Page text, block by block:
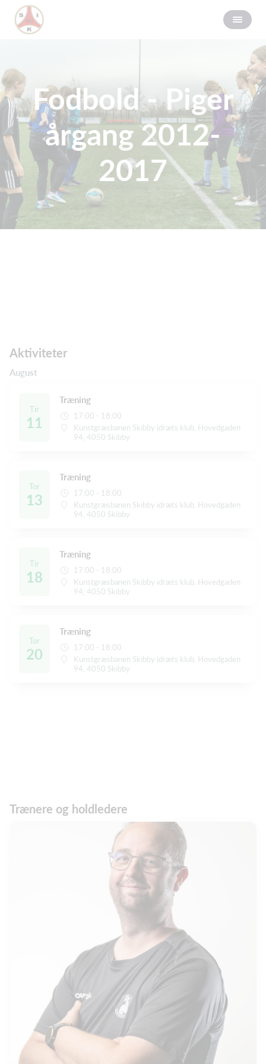
Fodbold - Piger
årgang 2012-
2017
Aktiviteter
August
Tir
11
Træning
17:00 - 18:00
Kunstgræsbanen Skibby idræts klub, Hovedgaden
94, 4050 Skibby
Tor
13
Træning
17:00 - 18:00
Kunstgræsbanen Skibby idræts klub, Hovedgaden
94, 4050 Skibby
Tir
18
Træning
17:00 - 18:00
Kunstgræsbanen Skibby idræts klub, Hovedgaden
94, 4050 Skibby
Tor
20
Træning
17:00 - 18:00
Kunstgræsbanen Skibby idræts klub, Hovedgaden
94, 4050 Skibby
Trænere og holdledere